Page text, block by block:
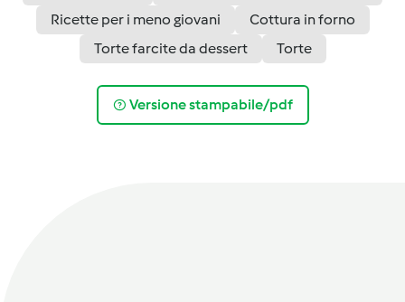
Ricette per i meno giovani
Cottura in forno
Torte farcite da dessert
Torte
Versione stampabile/pdf